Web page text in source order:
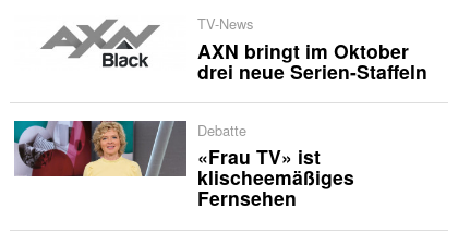
TV-News
AXN bringt im Oktober
drei neue Serien-Staffeln
Debatte
«Frau TV» ist
klischeemäßiges
Fernsehen